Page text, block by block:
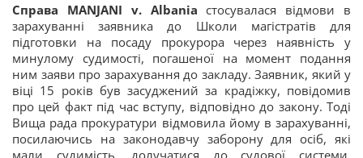
Справа MANJANI v. Albania стосувалася відмови в
зарахуванні заявника до Школи магістратів для
підготовки на посаду прокурора через наявність у
минулому судимості, погашеної на момент подання
ним заяви про зарахування до закладу. Заявник, який у
віці 15 років був засуджений за крадіжку, повідомив
про цей факт під час вступу, відповідно до закону. Тоді
Вища рада прокуратури відмовила йому в зарахуванні,
посилаючись на законодавчу заборону для осіб, які
мали судимість, долучатися до судової системи,